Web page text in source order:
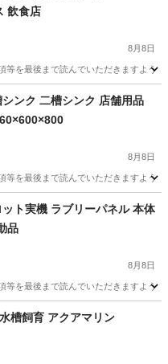
飲食店
8月8日
等を最後まで読んでいただきますよ
ンク 二槽シンク 店舗用品
8月8日
等を最後まで読んでいただきますよ
ット実機 ラブリーパネル 本体
品
8月8日
等を最後まで読んでいただきますよ
槽飼育 アクアマリン